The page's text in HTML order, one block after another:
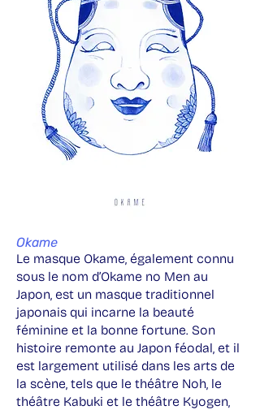
Okame
Le masque Okame, également connu
sous le nom d’Okame no Men au
Japon, est un masque traditionnel
japonais qui incarne la beauté
féminine et la bonne fortune. Son
histoire remonte au Japon féodal, et il
est largement utilisé dans les arts de
la scène, tels que le théâtre Noh, le
théâtre Kabuki et le théâtre Kyogen,